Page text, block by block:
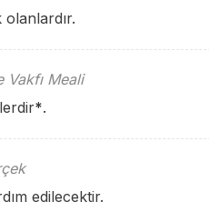
Vakfı Meali
*.
edilecektir.